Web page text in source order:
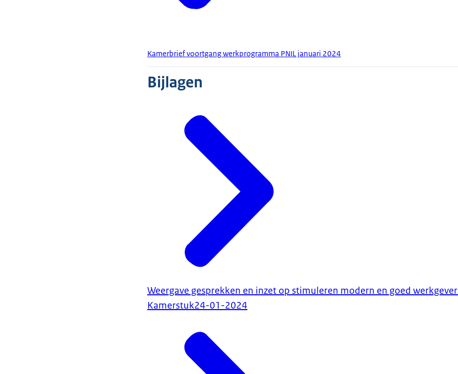
Kamerbrief voortgang werkprogramma PNIL januari 2024
Bijlagen
Weergave gesprekken en inzet op stimuleren modern en goed
Kamerstuk24-01-2024